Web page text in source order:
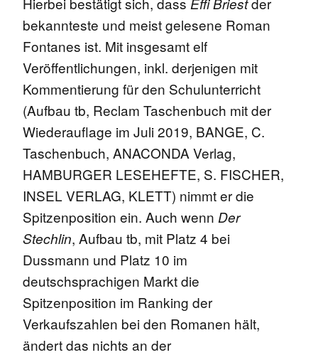
bekannteste und meist gelesene Roman
Fontanes ist. Mit insgesamt elf
Veröffentlichungen, inkl. derjenigen mit
Kommentierung für den Schulunterricht
(Aufbau tb, Reclam Taschenbuch mit der
Wiederauflage im Juli 2019, BANGE, C.
Taschenbuch, ANACONDA Verlag,
HAMBURGER LESEHEFTE, S. FISCHER,
INSEL VERLAG, KLETT) nimmt er die
Spitzenposition ein. Auch wenn Der
Stechlin, Aufbau tb, mit Platz 4 bei
Dussmann und Platz 10 im
deutschsprachigen Markt die
Spitzenposition im Ranking der
Verkaufszahlen bei den Romanen hält,
ändert das nichts an der